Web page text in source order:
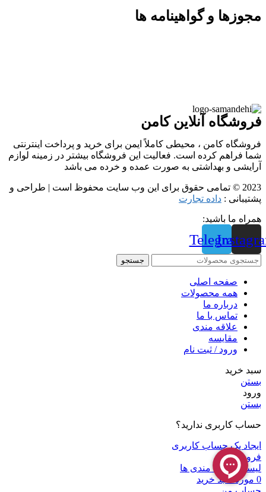
مجوزها و گواهینامه ها
فروشگاه آنلاین کامن
فروشگاه کامن ، محیطی کاملاً ایمن برای خرید و پرداخت اینترنتی
شما فراهم کرده است. فعالیت این فروشگاه بیشتر در زمینه لوازم
آرایشی و بهداشتی به صورت عمده و خرده می باشد
2023 © تمامی حقوق برای این وب سایت محفوظ است | طراحی و
پشتیبانی : داده تجارت
همراه ما باشید:
Telegram
جستجو
صفحه اصلی
همه محصولات
درباره ما
تماس با ما
علاقه مندی
مقايسه
ورود / ثبت نام
سبد خرید
بستن
ورود
بستن
حساب کاربری ندارید؟
ایجاد یک حساب کاربری
فروشگاه
لیست علاقه مندی ها
0 مورد سبد خرید